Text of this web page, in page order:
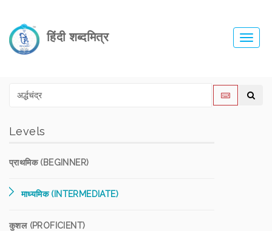
हिंदी शब्दमित्र
Levels
प्राथमिक (BEGINNER)
माध्यमिक (INTERMEDIATE)
कुशल (PROFICIENT)